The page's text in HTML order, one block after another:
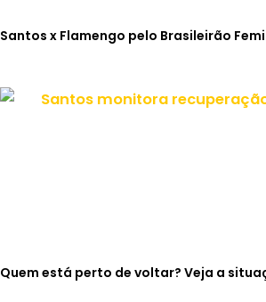
Santos x Flamengo pelo Brasileirão
Quem está perto de voltar? Veja a